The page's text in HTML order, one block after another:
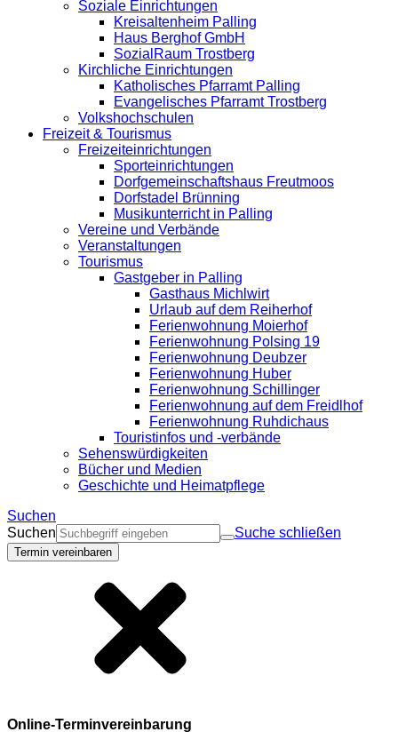
Soziale Einrichtungen
Kreisaltenheim Palling
Haus Berghof GmbH
SozialRaum Trostberg
Kirchliche Einrichtungen
Katholisches Pfarramt Palling
Evangelisches Pfarramt Trostberg
Volkshochschulen
Freizeit & Tourismus
Freizeiteinrichtungen
Sporteinrichtungen
Dorfgemeinschaftshaus Freutmoos
Dorfstadel Brünning
Musikunterricht in Palling
Vereine und Verbände
Veranstaltungen
Tourismus
Gastgeber in Palling
Gasthaus Michlwirt
Urlaub auf dem Reiherhof
Ferienwohnung Moierhof
Ferienwohnung Polsing 19
Ferienwohnung Deubzer
Ferienwohnung Huber
Ferienwohnung Schillinger
Ferienwohnung auf dem Freidlhof
Ferienwohnung Ruhdichaus
Touristinfos und -verbände
Sehenswürdigkeiten
Bücher und Medien
Geschichte und Heimatpflege
Suchen
Suchen
Suche schließen
Termin vereinbaren
Online-Terminvereinbarung